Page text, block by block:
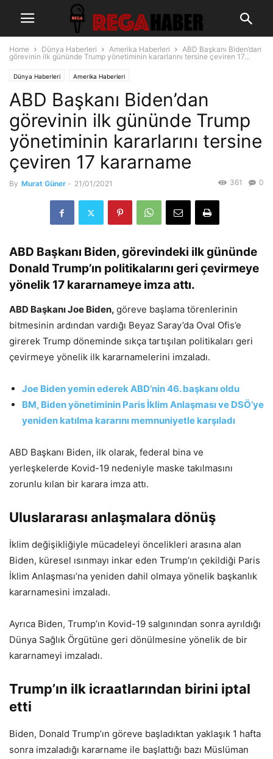
Home Dünya Haberleri Amerika Haberleri
ABD Başkanı Biden’dan
görevinin ilk gününde Trump yönetiminin kararlarını tersine çeviren 17...
Dünya Haberleri Amerika Haberleri
ABD Başkanı Biden’dan
görevinin ilk gününde Trump
yönetiminin kararlarını tersine
çeviren 17 kararname
By Murat Güner - 21/01/2021 0
361
ABD Başkanı Biden, görevindeki ilk gününde
Donald Trump’ın politikalarını geri çevirmeye
yönelik 17 kararnameye imza attı.
ABD Başkanı Joe Biden, göreve başlama törenlerinin
bitmesinin ardından vardığı Beyaz Saray’da Oval Ofis’e
girerek Trump döneminde sıkça tartışılan politikaları geri
çevirmeye yönelik ilk kararnamelerini imzaladı.
Joe Biden yemin ederek ABD’nin 46. başkanı oldu
BM, Biden yönetiminin Paris İklim Anlaşması ve DSÖ’ye
yeniden katılma kararını memnuniyetle karşıladı
ABD Başkanı Biden, ilk olarak, federal bina ve
yerleşkelerde Kovid-19 nedeniyle maske takılmasını
zorunlu kılan bir karara imza attı.
Uluslararası anlaşmalara dönüş
İklim değişikliğiyle mücadeleyi öncelikleri arasına alan
Biden, küresel ısınmayı inkar eden Trump’ın çekildiği Paris
İklim Anlaşması’na yeniden dahil olmaya yönelik başkanlık
kararnamesini imzaladı.
Ayrıca Biden, Trump’ın Kovid-19 salgınından sonra ayrıldığı
Dünya Sağlık Örgütüne geri dönülmesine yönelik de bir
kararnameyi imzaladı.
Trump’ın ilk icraatlarından birini iptal
etti
Biden, Donald Trump’ın göreve başladıktan yaklaşık 1 hafta
sonra imzaladığı kararname ile başlattığı bazı Müslüman